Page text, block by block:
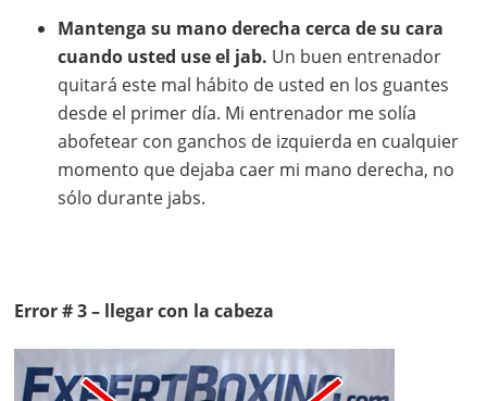
Mantenga su mano derecha cerca de su cara
cuando usted use el jab. Un buen entrenador
quitará este mal hábito de usted en los guantes
desde el primer día. Mi entrenador me solía
abofetear con ganchos de izquierda en cualquier
momento que dejaba caer mi mano derecha, no
sólo durante jabs.
Error # 3 – llegar con la cabeza